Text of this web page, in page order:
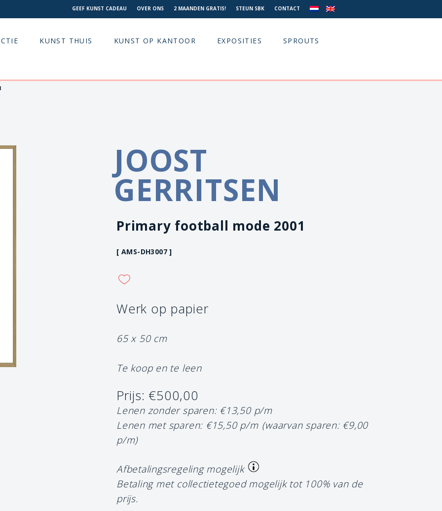
GEEF KUNST CADEAU OVER ONS 2 MAANDEN GRATIS! STEUN SBK CONTACT
KUNST THUIS KUNST OP KANTOOR EXPOSITIES SPROUTS
JOOST
GERRITSEN
Primary football mode 2001
[ AMS-DH3007 ]
Werk op papier
65 x 50 cm
Te koop en te leen
Prijs: €500,00
Lenen zonder sparen: €13,50 p/m
Lenen met sparen: €15,50 p/m (waarvan sparen: €9,00
p/m)
Afbetalingsregeling mogelijk
Betaling met collectietegoed mogelijk tot 100% van de
prijs.